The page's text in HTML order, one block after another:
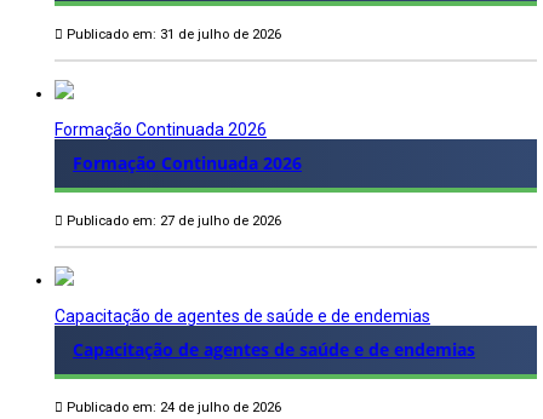
Publicado em: 31 de julho de 2026
Formação Continuada 2026
Formação Continuada 2026
Publicado em: 27 de julho de 2026
Capacitação de agentes de saúde e de endemias
Capacitação de agentes de saúde e de endemias
Publicado em: 24 de julho de 2026